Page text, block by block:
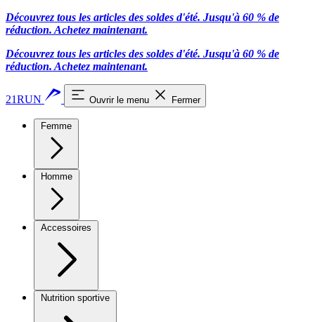
Découvrez tous les articles des soldes d'été. Jusqu'à 60 % de
réduction. Achetez maintenant.
Découvrez tous les articles des soldes d'été. Jusqu'à 60 % de
réduction. Achetez maintenant.
21RUN Ouvrir le menu Fermer
Femme
Homme
Accessoires
Nutrition sportive